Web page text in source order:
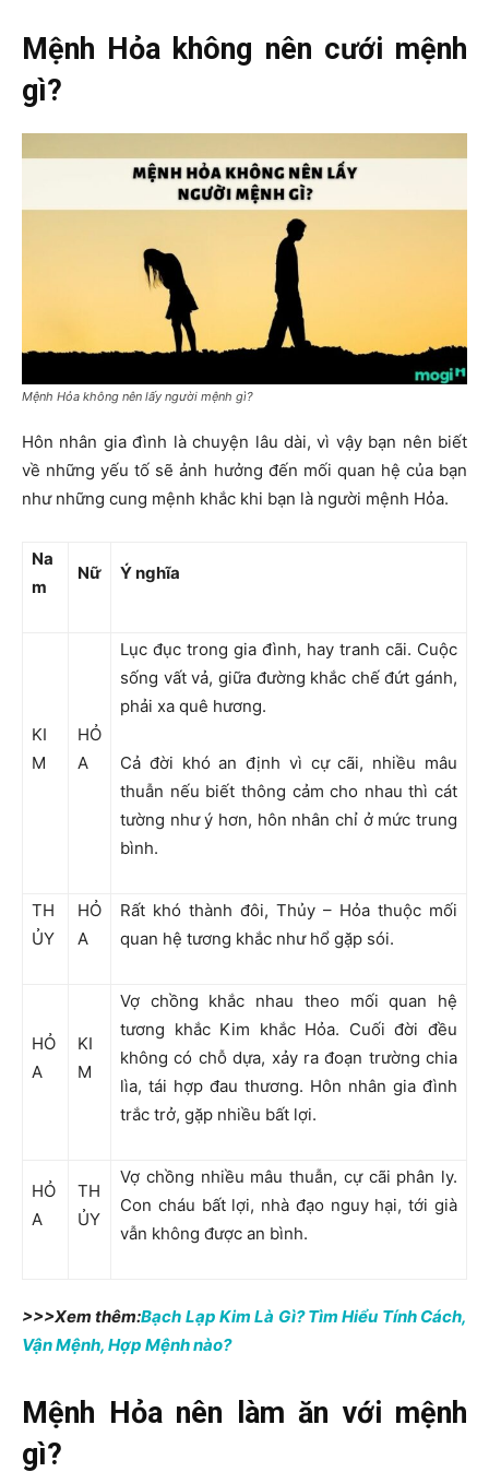
Mệnh Hỏa không nên cưới mệnh
gì?
Mệnh Hỏa không nên lấy người mệnh gì?
Hôn nhân gia đình là chuyện lâu dài, vì vậy bạn nên biết
về những yếu tố sẽ ảnh hưởng đến mối quan hệ của bạn
như những cung mệnh khắc khi bạn là người mệnh Hỏa.
Na
m
Nữ Ý nghĩa
KI
M
HỎ
A
Lục đục trong gia đình, hay tranh cãi. Cuộc
sống vất vả, giữa đường khắc chế đứt gánh,
phải xa quê hương.
Cả đời khó an định vì cự cãi, nhiều mâu
thuẫn nếu biết thông cảm cho nhau thì cát
tường như ý hơn, hôn nhân chỉ ở mức trung
bình.
TH
ỦY
HỎ
A
Rất khó thành đôi, Thủy – Hỏa thuộc mối
quan hệ tương khắc như hổ gặp sói.
HỎ
A
KI
M
Vợ chồng khắc nhau theo mối quan hệ
tương khắc Kim khắc Hỏa. Cuối đời đều
không có chỗ dựa, xảy ra đoạn trường chia
lìa, tái hợp đau thương. Hôn nhân gia đình
trắc trở, gặp nhiều bất lợi.
HỎ
A
TH
ỦY
Vợ chồng nhiều mâu thuẫn, cự cãi phân ly.
Con cháu bất lợi, nhà đạo nguy hại, tới già
vẫn không được an bình.
>>>Xem thêm:Bạch Lạp Kim Là Gì? Tìm Hiểu Tính Cách,
Vận Mệnh, Hợp Mệnh nào?
Mệnh Hỏa nên làm ăn với mệnh
gì?